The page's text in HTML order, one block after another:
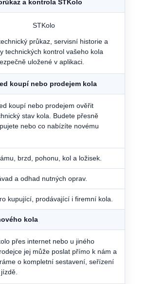
a kontrola STKolo
průkaz, servisní historie a
technických kontrol vašeho kola
uložené v aplikaci.
koupí nebo prodejem kola
koupí nebo prodejem ověřit
stav kola. Budete přesně
nebo co nabízíte novému
brzd, pohonu, kol a ložisek.
a odhad nutných oprav.
kupující, prodávající i firemní kola.
kola
přes internet nebo u jiného
jej může poslat přímo k nám a
o kompletní sestavení, seřízení